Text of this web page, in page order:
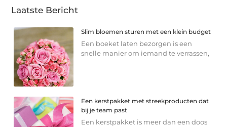
Laatste Bericht
Slim bloemen sturen met een klein budget
Een boeket laten bezorgen is een
snelle manier om iemand te verrassen,
Een kerstpakket met streekproducten dat
bij je team past
Een kerstpakket is meer dan een doos